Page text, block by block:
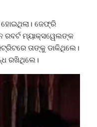
ଜେଫ୍ରି
ରବର୍ଟ ମ୍ୟାକ୍ସୱେଲଙ୍କ
ତାଙ୍କୁ ଡାକିଥିଲେ।
ରଖିଥିଲେ।